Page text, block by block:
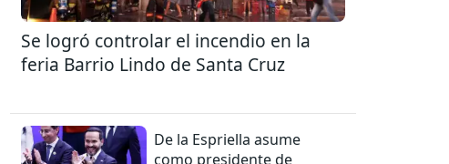
Se logró controlar el incendio en la
feria Barrio Lindo de Santa Cruz
De la Espriella asume
como presidente de